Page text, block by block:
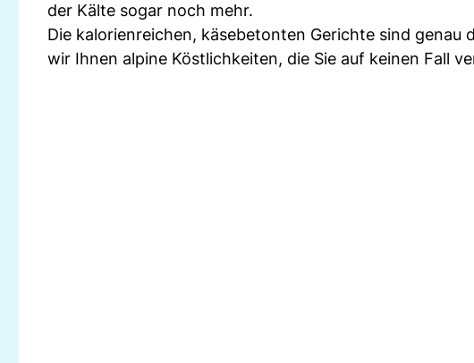
der Kälte sogar noch mehr.
Die kalorienreichen, käsebetonten Gerichte sind genau
wir Ihnen alpine Köstlichkeiten, die Sie auf keinen Fall